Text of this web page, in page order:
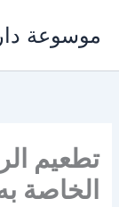
المحتوى
موسوعة
تطعيم
الخاصة